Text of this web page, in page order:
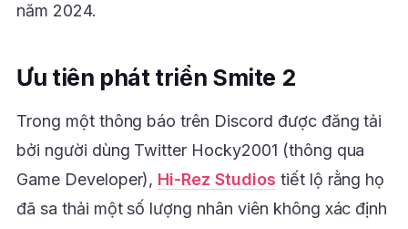
năm 2024.
Ưu tiên phát triển Smite 2
Trong một thông báo trên Discord được đăng tải
bởi người dùng Twitter Hocky2001 (thông qua
Game Developer), Hi-Rez Studios tiết lộ rằng họ
đã sa thải một số lượng nhân viên không xác định